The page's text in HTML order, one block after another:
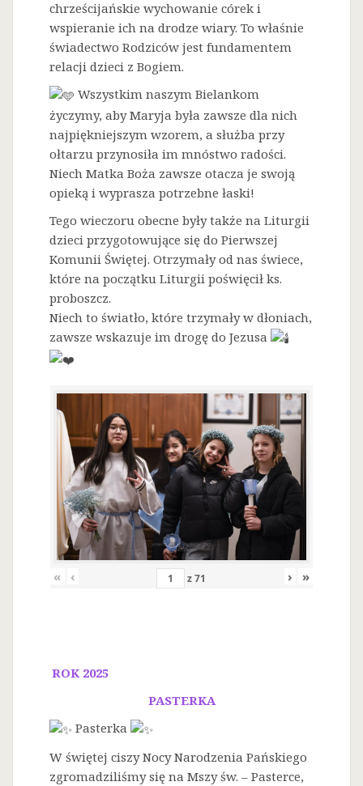
chrześcijańskie wychowanie córek i
wspieranie ich na drodze wiary. To właśnie
świadectwo Rodziców jest fundamentem
relacji dzieci z Bogiem.
Wszystkim naszym Bielankom
życzymy, aby Maryja była zawsze dla nich
najpiękniejszym wzorem, a służba przy
ołtarzu przynosiła im mnóstwo radości.
Niech Matka Boża zawsze otacza je swoją
opieką i wyprasza potrzebne łaski!
Tego wieczoru obecne były także na Liturgii
dzieci przygotowujące się do Pierwszej
Komunii Świętej. Otrzymały od nas świece,
które na początku Liturgii poświęcił ks.
proboszcz.
Niech to światło, które trzymały w dłoniach,
zawsze wskazuje im drogę do Jezusa
« ‹ z71 › »
ROK 2025
PASTERKA
Pasterka
W świętej ciszy Nocy Narodzenia Pańskiego
zgromadziliśmy się na Mszy św. – Pasterce,